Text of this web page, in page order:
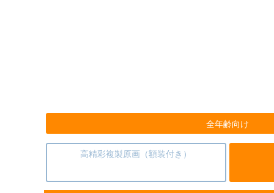
全年齢向け
高精彩複製原画（額装付き）